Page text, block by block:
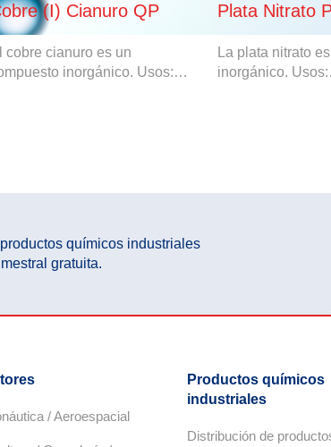
(I) Cianuro QP
cobre cianuro es un
inorgánico. Usos:…
Plata Nitrato
La plata nitrato
inorgánico.
químicos industriales
gratuita.
/ Aeroespacial
Productos químicos
industriales
Distribución de